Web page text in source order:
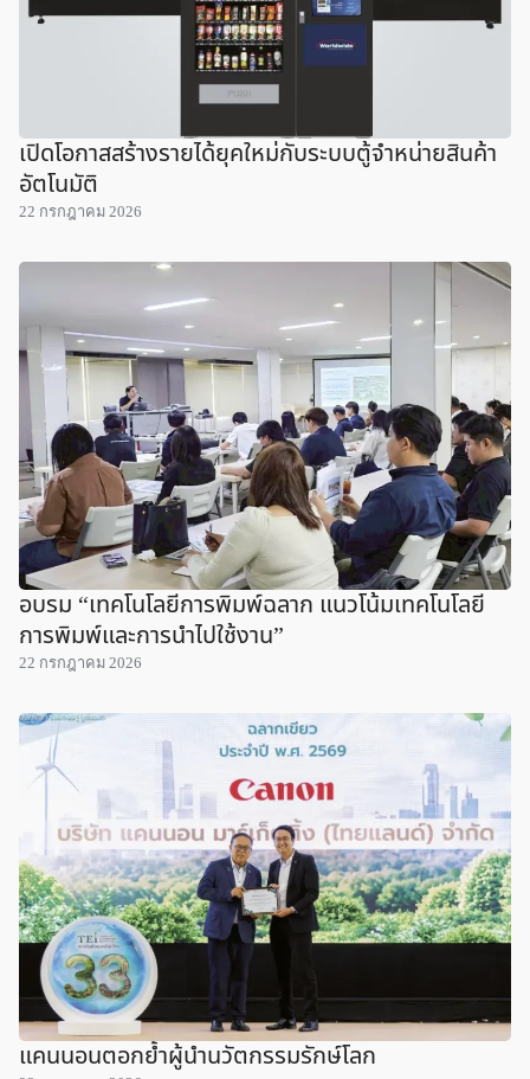
เปิดโอกาสสร้างรายได้ยุคใหม่กับระบบตู้จำหน่ายสินค้า
อัตโนมัติ
22 กรกฎาคม 2026
อบรม “เทคโนโลยีการพิมพ์ฉลาก แนวโน้มเทคโนโลยี
การพิมพ์และการนำไปใช้งาน”
22 กรกฎาคม 2026
แคนนอนตอกย้ำผู้นำนวัตกรรมรักษ์โลก